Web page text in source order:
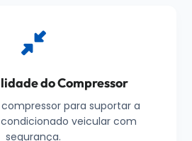
do Compressor
para suportar a
veicular com
segurança.